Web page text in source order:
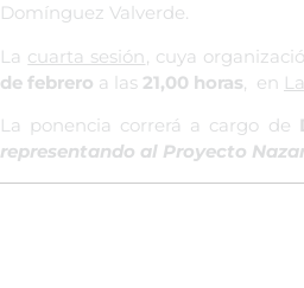
Domínguez Valverde.
La cuarta sesión , cuya
de febrero a las 21,00 horas , en
La ponencia correrá a cargo de
representando al Proyecto